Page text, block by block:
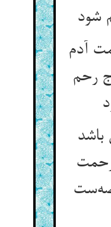
شود
آدم
رحم